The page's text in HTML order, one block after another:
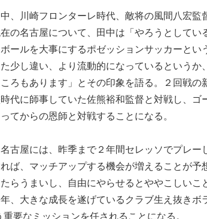
、川崎フロンターレ時代、敵将の風間八宏監
の名古屋について、田中は「やろうとして
ールを大事にするポゼッションサッカーと
少し違い、より流動的になっているというか
ろもあります」とその印象を語る。２回戦
代に師事していた佐熊裕和監督と対戦し、ゴ
てからの恩師と対戦することになる。
古屋には、昨季まで２年間セレッソでプレー
ば、マッチアップする機会が増えることが予
らうまいし、自由にやらせるとややこしいこ
、大きな成長を遂げているクラブ生え抜きボ
重要なミッションを任されることになる。